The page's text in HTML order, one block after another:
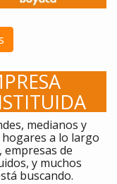
medianos y
a lo largo
empresas de
y muchos
buscando.